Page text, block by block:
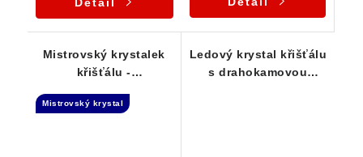
Mistrovský krystalek
křišťálu -
- stříbrný přívěsek
Mistrovský krystal
Ledový krystal křišťálu
s drahokamovou